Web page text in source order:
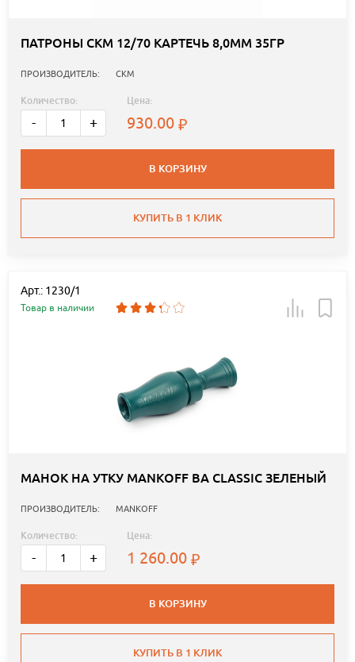
ПАТРОНЫ СКМ 12/70 КАРТЕЧЬ 8,0ММ 35ГР
ПРОИЗВОДИТЕЛЬ: СКМ
Количество:
- +
Цена:
930.00
В КОРЗИНУ
КУПИТЬ В 1 КЛИК
Арт.: 1230/1
Товар в наличии
МАНОК НА УТКУ MANKOFF BA CLASSIC ЗЕЛЕНЫЙ
ПРОИЗВОДИТЕЛЬ: MANKOFF
Количество:
- +
Цена:
1 260.00
В КОРЗИНУ
КУПИТЬ В 1 КЛИК